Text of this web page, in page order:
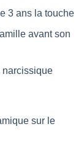
3 ans la touche
avant son
narcissique
sur le